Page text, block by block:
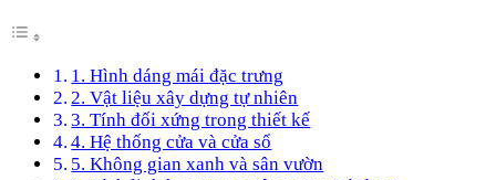
1. Hình dáng mái đặc trưng
2. Vật liệu xây dựng tự nhiên
3. Tính đối xứng trong thiết kế
4. Hệ thống cửa và cửa sổ
5. Không gian xanh và sân vườn